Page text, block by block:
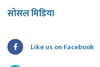
सोसल मिडिया
Like us on Facebook